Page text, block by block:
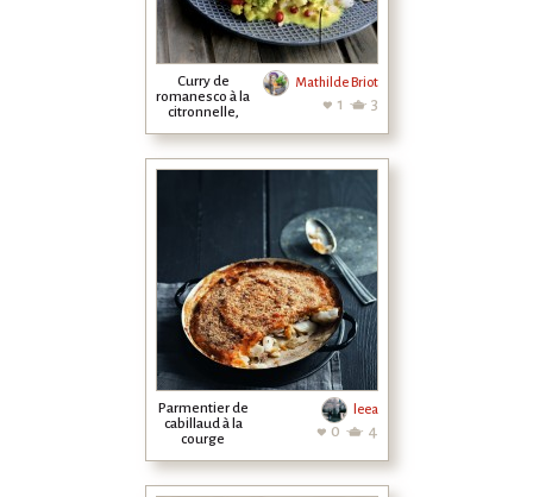
Curry de
romanesco à la
citronnelle,
amandes
Mathilde Briot
1 3
Parmentier de
cabillaud à la
courge
leea
0 4